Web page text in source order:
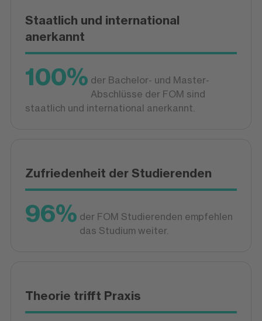
Staatlich und international
anerkannt
100% der Bachelor- und Master-
Abschlüsse der FOM sind
staatlich und international anerkannt.
Zufriedenheit der Studierenden
96% der FOM Studierenden empfehlen
das Studium weiter.
Theorie trifft Praxis